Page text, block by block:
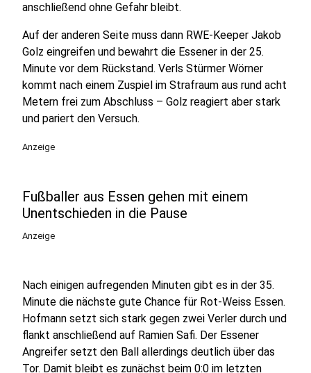
anschließend ohne Gefahr bleibt.
Auf der anderen Seite muss dann RWE-Keeper Jakob
Golz eingreifen und bewahrt die Essener in der 25.
Minute vor dem Rückstand. Verls Stürmer Wörner
kommt nach einem Zuspiel im Strafraum aus rund acht
Metern frei zum Abschluss – Golz reagiert aber stark
und pariert den Versuch.
Anzeige
Fußballer aus Essen gehen mit einem
Unentschieden in die Pause
Anzeige
Nach einigen aufregenden Minuten gibt es in der 35.
Minute die nächste gute Chance für Rot-Weiss Essen.
Hofmann setzt sich stark gegen zwei Verler durch und
flankt anschließend auf Ramien Safi. Der Essener
Angreifer setzt den Ball allerdings deutlich über das
Tor. Damit bleibt es zunächst beim 0:0 im letzten